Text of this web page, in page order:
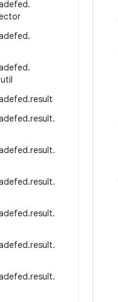
.
.
.
util
.result
.result.
.result.
.result.
.result.
.result.
.result.